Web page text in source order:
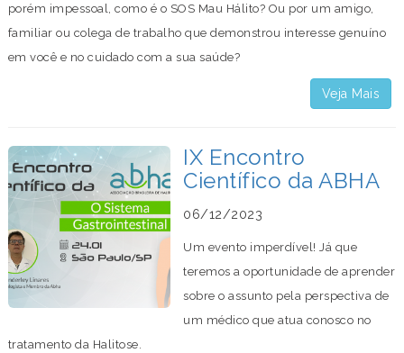
porém impessoal, como é o SOS Mau Hálito? Ou por um amigo,
familiar ou colega de trabalho que demonstrou interesse genuíno
em você e no cuidado com a sua saúde?
Veja Mais
IX Encontro
Científico da ABHA
06/12/2023
Um evento imperdível! Já que
teremos a oportunidade de aprender
sobre o assunto pela perspectiva de
um médico que atua conosco no
tratamento da Halitose.